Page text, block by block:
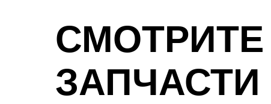
СМОТРИТЕ
ЗАПЧАСТИ